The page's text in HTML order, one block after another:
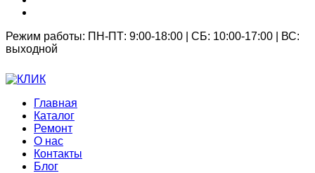
Режим работы: ПН-ПТ: 9:00-18:00 | СБ: 10:00-17:00 | ВС:
выходной
Главная
Каталог
Ремонт
О нас
Контакты
Блог